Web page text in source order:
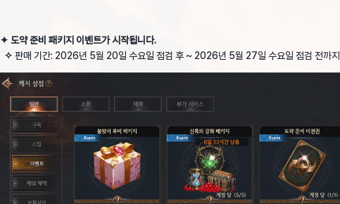
✦ 도약 준비 패키지 이벤트가 시작됩니다.
✧ 판매 기간: 2026년 5월 20일 수요일 점검 후 ~ 2026년 5월 27일 수요일 점검 전까지